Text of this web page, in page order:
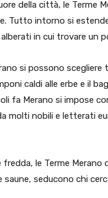
della città, le Terme
Tutto intorno si
in cui trovare un
si possono
caldi alle erbe e il
fa Merano si impose
molti nobili e letterati
le Terme Merano
seducono chi